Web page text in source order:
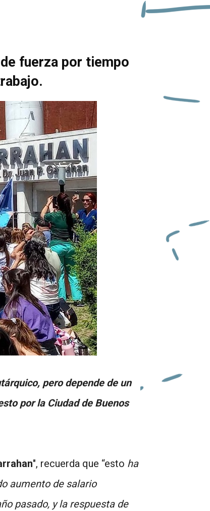
fuerza por tiempo
pero depende de un
por la Ciudad de Buenos
", recuerda que “esto ha
aumento de salario
pasado, y la respuesta de